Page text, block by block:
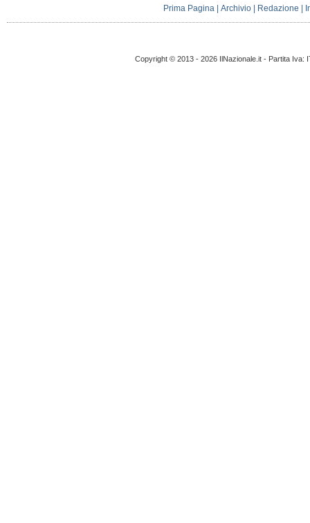
Prima Pagina |Archivio Redazione
Copyright © 2013 - 2026 IlNazionale.it - Partita Iva: